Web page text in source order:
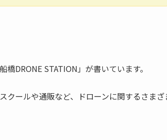
DRONE STATION」が書いています。
クールや通販など、ドローンに関するさま